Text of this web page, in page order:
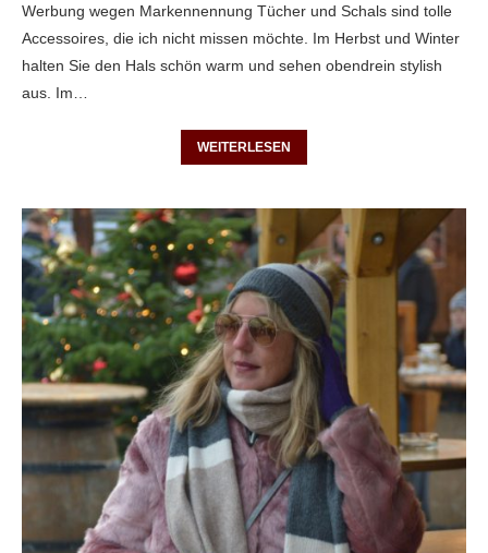
Werbung wegen Markennennung Tücher und Schals sind tolle
Accessoires, die ich nicht missen möchte. Im Herbst und Winter
halten Sie den Hals schön warm und sehen obendrein stylish
aus. Im…
WEITERLESEN